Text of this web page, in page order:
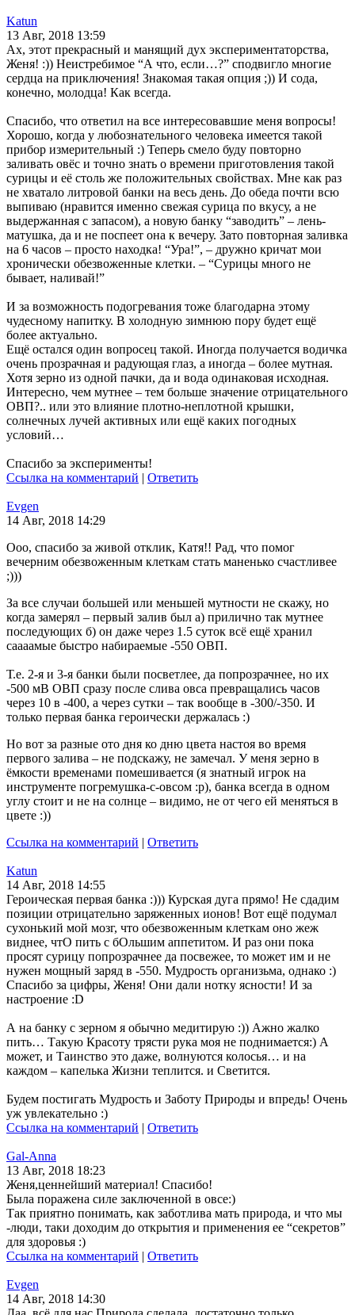
Katun
13 Авг, 2018 13:59
Ах, этот прекрасный и манящий дух экспериментаторства,
Женя! :)) Неистребимое “А что, если…?” сподвигло многие
сердца на приключения! Знакомая такая опция ;)) И сода,
конечно, молодца! Как всегда.
Спасибо, что ответил на все интересовавшие меня вопросы!
Хорошо, когда у любознательного человека имеется такой
прибор измерительный :) Теперь смело буду повторно
заливать овёс и точно знать о времени приготовления такой
сурицы и её столь же положительных свойствах. Мне как раз
не хватало литровой банки на весь день. До обеда почти всю
выпиваю (нравится именно свежая сурица по вкусу, а не
выдержанная с запасом), а новую банку “заводить” – лень-
матушка, да и не поспеет она к вечеру. Зато повторная заливка
на 6 часов – просто находка! “Ура!”, – дружно кричат мои
хронически обезвоженные клетки. – “Сурицы много не
бывает, наливай!”
И за возможность подогревания тоже благодарна этому
чудесному напитку. В холодную зимнюю пору будет ещё
более актуально.
Ещё остался один вопросец такой. Иногда получается водичка
очень прозрачная и радующая глаз, а иногда – более мутная.
Хотя зерно из одной пачки, да и вода одинаковая исходная.
Интересно, чем мутнее – тем больше значение отрицательного
ОВП?.. или это влияние плотно-неплотной крышки,
солнечных лучей активных или ещё каких погодных
условий…
Спасибо за эксперименты!
Ссылка на комментарий | Ответить
Evgen
14 Авг, 2018 14:29
Ооо, спасибо за живой отклик, Катя!! Рад, что помог
вечерним обезвоженным клеткам стать маненько счастливее
;)))
За все случаи большей или меньшей мутности не скажу, но
когда замерял – первый залив был а) прилично так мутнее
последующих б) он даже через 1.5 суток всё ещё хранил
саааамые быстро набираемые -550 ОВП.
Т.е. 2-я и 3-я банки были посветлее, да попрозрачнее, но их
-500 мВ ОВП сразу после слива овса превращались часов
через 10 в -400, а через сутки – так вообще в -300/-350. И
только первая банка героически держалась :)
Но вот за разные ото дня ко дню цвета настоя во время
первого залива – не подскажу, не замечал. У меня зерно в
ёмкости временами помешивается (я знатный игрок на
инструменте погремушка-с-овсом :p), банка всегда в одном
углу стоит и не на солнце – видимо, не от чего ей меняться в
цвете :))
Ссылка на комментарий | Ответить
Katun
14 Авг, 2018 14:55
Героическая первая банка :))) Курская дуга прямо! Не сдадим
позиции отрицательно заряженных ионов! Вот ещё подумал
сухонький мой мозг, что обезвоженным клеткам оно жеж
виднее, чтО пить с бОльшим аппетитом. И раз они пока
просят сурицу попрозрачнее да посвежее, то может им и не
нужен мощный заряд в -550. Мудрость организьма, однако :)
Спасибо за цифры, Женя! Они дали нотку ясности! И за
настроение :D
А на банку с зерном я обычно медитирую :)) Ажно жалко
пить… Такую Красоту трясти рука моя не поднимается:) А
может, и Таинство это даже, волнуются колосья… и на
каждом – капелька Жизни теплится. и Светится.
Будем постигать Мудрость и Заботу Природы и впредь! Очень
уж увлекательно :)
Ссылка на комментарий | Ответить
Gal-Anna
13 Авг, 2018 18:23
Женя,ценнейший материал! Спасибо!
Была поражена силе заключенной в овсе:)
Так приятно понимать, как заботлива мать природа, и что мы
-люди, таки доходим до открытия и применения ее “секретов”
для здоровья :)
Ссылка на комментарий | Ответить
Evgen
14 Авг, 2018 14:30